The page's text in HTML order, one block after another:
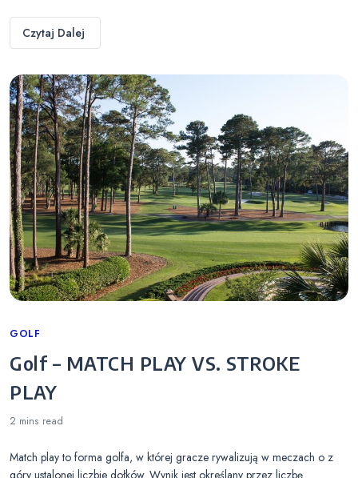
Czytaj Dalej
Categories
GOLF
Golf – MATCH PLAY VS. STROKE
PLAY
2 mins read
Match play to forma golfa, w której gracze rywalizują w meczach o z
góry ustalonej liczbie dołków. Wynik jest określany przez liczbę